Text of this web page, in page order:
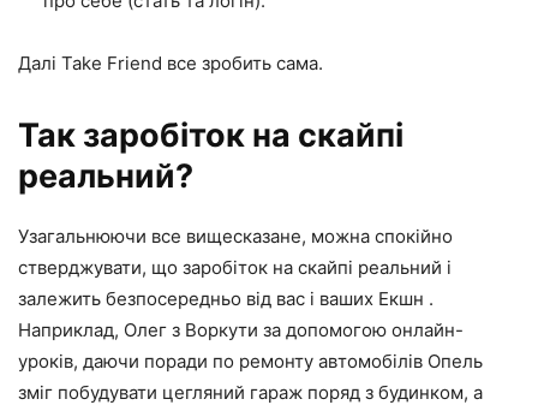
Далі Take Friend все зробить сама.
Так заробіток на скайпі
реальний?
Узагальнюючи все вищесказане, можна спокійно
стверджувати, що заробіток на скайпі реальний і
залежить безпосередньо від вас і ваших Екшн .
Наприклад, Олег з Воркути за допомогою онлайн-
уроків, даючи поради по ремонту автомобілів Опель
зміг побудувати цегляний гараж поряд з будинком, а